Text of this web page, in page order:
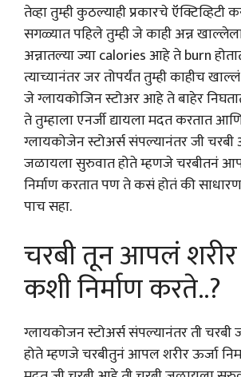
तेव्हा तुम्ही कुठल्याही प्रकारचे ऍक्टिव्हिटी
सगळ्यात पहिले तुम्ही जे काही अन्न
अन्नातल्या ज्या calories आहे ते burn
त्याच्यानंतर जर तोपर्यंत तुम्ही काहीच
जे ग्लायकोजिन स्टोअर आहे ते बाहेर
ते तुम्हाला एनर्जी द्यायला मदत करतात
ग्लायकोजेन स्टोअर्स संपल्यानंतर जी चरबी
जळायला सुरुवात होते म्हणजे चरबीतनं
निर्माण करतात पण ते कसं होतं की
पाच सहा.
चरबी तून आपलं
कशी निर्माण करते..?
ग्लायकोजन स्टोअर्स संपल्यानंतर ती
होते म्हणजे चरबीतुनं आपल शरीर ऊर्जा